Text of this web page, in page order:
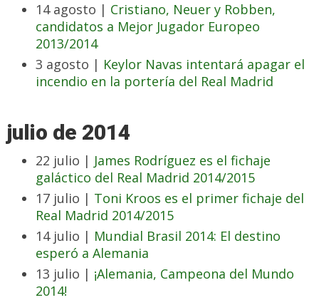
14 agosto | Cristiano, Neuer y Robben,
candidatos a Mejor Jugador Europeo
2013/2014
3 agosto | Keylor Navas intentará apagar el
incendio en la portería del Real Madrid
julio de 2014
22 julio | James Rodríguez es el fichaje
galáctico del Real Madrid 2014/2015
17 julio | Toni Kroos es el primer fichaje del
Real Madrid 2014/2015
14 julio | Mundial Brasil 2014: El destino
esperó a Alemania
13 julio | ¡Alemania, Campeona del Mundo
2014!